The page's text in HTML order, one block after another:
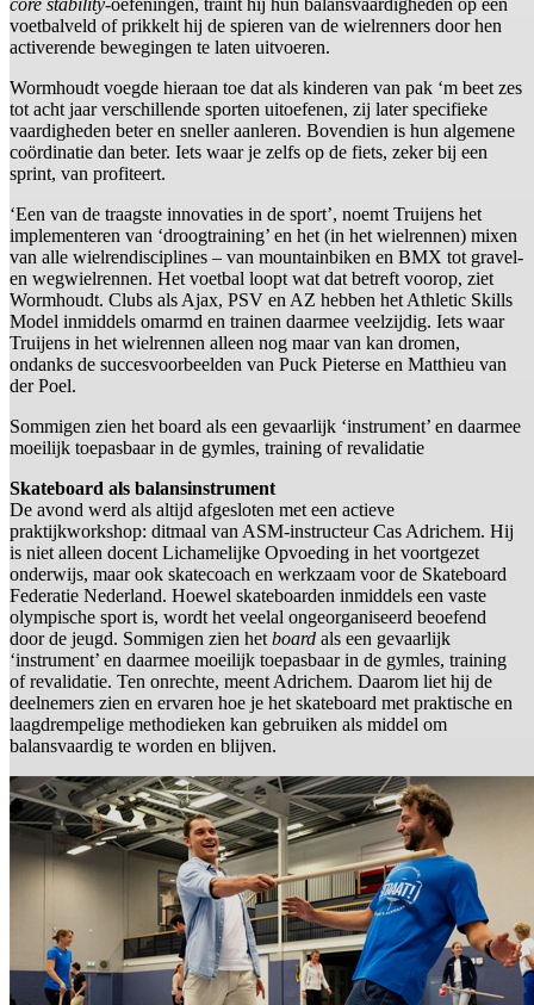
core stability-oefeningen, traint hij hun balansvaardigheden op een
voetbalveld of prikkelt hij de spieren van de wielrenners door hen
activerende bewegingen te laten uitvoeren.
Wormhoudt voegde hieraan toe dat als kinderen van pak ‘m beet zes
tot acht jaar verschillende sporten uitoefenen, zij later specifieke
vaardigheden beter en sneller aanleren. Bovendien is hun algemene
coördinatie dan beter. Iets waar je zelfs op de fiets, zeker bij een
sprint, van profiteert.
‘Een van de traagste innovaties in de sport’, noemt Truijens het
implementeren van ‘droogtraining’ en het (in het wielrennen) mixen
van alle wielrendisciplines – van mountainbiken en BMX tot gravel-
en wegwielrennen. Het voetbal loopt wat dat betreft voorop, ziet
Wormhoudt. Clubs als Ajax, PSV en AZ hebben het Athletic Skills
Model inmiddels omarmd en trainen daarmee veelzijdig. Iets waar
Truijens in het wielrennen alleen nog maar van kan dromen,
ondanks de succesvoorbeelden van Puck Pieterse en Matthieu van
der Poel.
Sommigen zien het board als een gevaarlijk ‘instrument’ en daarmee
moeilijk toepasbaar in de gymles, training of revalidatie
Skateboard als balansinstrument
De avond werd als altijd afgesloten met een actieve
praktijkworkshop: ditmaal van ASM-instructeur Cas Adrichem. Hij
is niet alleen docent Lichamelijke Opvoeding in het voortgezet
onderwijs, maar ook skatecoach en werkzaam voor de Skateboard
Federatie Nederland. Hoewel skateboarden inmiddels een vaste
olympische sport is, wordt het veelal ongeorganiseerd beoefend
door de jeugd. Sommigen zien hetboard als een gevaarlijk
‘instrument’ en daarmee moeilijk toepasbaar in de gymles, training
of revalidatie. Ten onrechte, meent Adrichem. Daarom liet hij de
deelnemers zien en ervaren hoe je het skateboard met praktische en
laagdrempelige methodieken kan gebruiken als middel om
balansvaardig te worden en blijven.